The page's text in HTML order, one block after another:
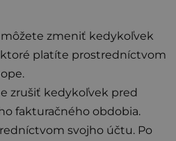
zmeniť kedykoľvek
ktoré platíte prostredníctvom
zrušiť kedykoľvek pred
fakturačného obdobia.
svojho účtu. Po